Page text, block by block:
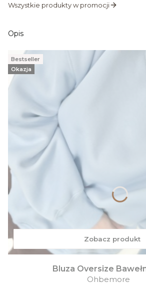
Wszystkie produkty w promocji
Opis
Okazja
Bestseller
Zobacz produkt
Bluza Oversize
Ohbemore